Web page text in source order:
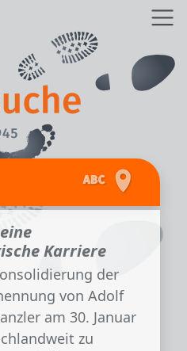
Karriere
der
von Adolf
am 30. Januar
zu